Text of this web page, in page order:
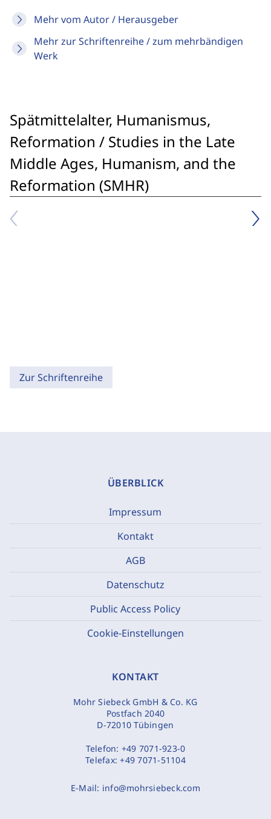
Mehr vom Autor / Herausgeber
Mehr zur Schriftenreihe / zum mehrbändigen
Werk
Spätmittelalter, Humanismus,
Reformation / Studies in the Late
Middle Ages, Humanism, and the
Reformation (SMHR)
Zur Schriftenreihe
ÜBERBLICK
Impressum
Kontakt
AGB
Datenschutz
Public Access Policy
Cookie-Einstellungen
KONTAKT
Mohr Siebeck GmbH & Co. KG
Postfach 2040
D-72010 Tübingen
Telefon: +49 7071-923-0
Telefax:+49 7071-51104
E-Mail: info@mohrsiebeck.com